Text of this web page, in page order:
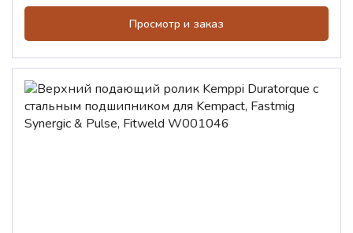
Просмотр и заказ